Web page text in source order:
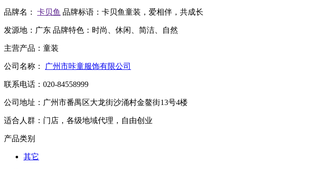
品牌名： 卡贝鱼 品牌标语： 卡贝鱼童装，爱相伴，共成长
发源地： 广东 品牌特色： 时尚、休闲、简洁、自然
主营产品： 童装
公司名称： 广州市咔童服饰有限公司
联系电话： 020-84558999
公司地址： 广州市番禺区大龙街沙涌村金鳌街13号4楼
适合人群： 门店，各级地域代理，自由创业
产品类别
其它